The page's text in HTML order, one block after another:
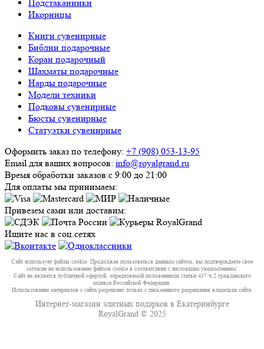
Подстаканники
Икорницы
Книги сувенирные
Библии подарочные
Коран подарочный
Шахматы подарочные
Нарды подарочные
Модели техники
Подковы сувенирные
Бюсты сувенирные
Статуэтки сувенирные
Оформить заказ по телефону: +7 (908) 053-13-95
Email для ваших вопросов: info@royalgrand.ru
Время обработки заказов:с 9:00 до 21:00
Для оплаты мы принимаем:
Привезем сами или доставим:
Ищите нас в соц.сетях
Сайт использует файлы cookie. Продолжая пользоваться данным сайтом, вы подтверждаете свое
согласие на использование файлов cookie в соответствии с настоящим уведомлением.
Сайт не является публичной офертой, определяемой положениями статьи 437 ч.2 гражданского
кодекса Российской Федерации.
Использование материалов с сайта разрешено только с письменного разрешения владельца сайта.
Интернет-магазин элитных подарков в Екатеринбурге
RoyalGrand © 2025